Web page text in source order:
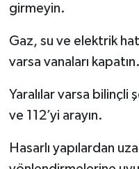
girmeyin.
Gaz, su ve elektrik
varsa vanaları kapatın.
Yaralılar varsa bilinçli
ve 112’yi arayın.
Hasarlı yapılardan